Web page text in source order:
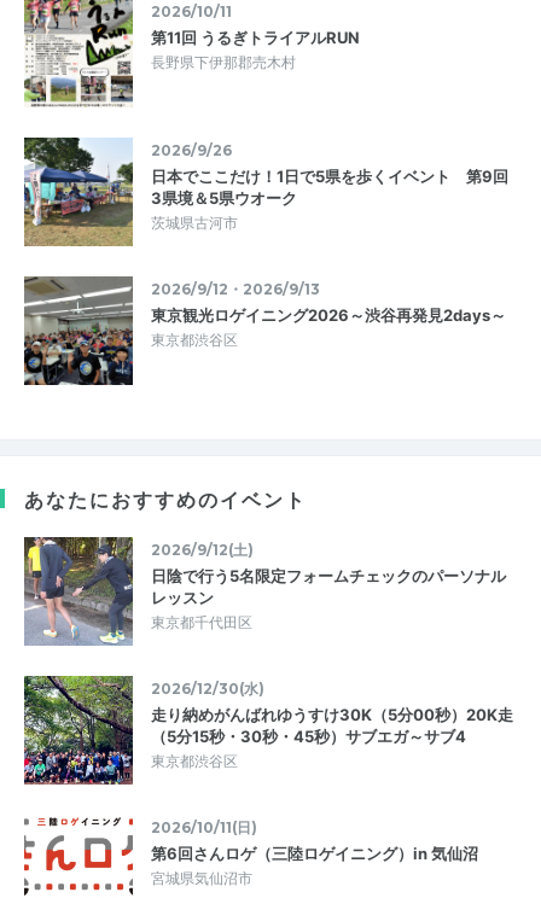
2026/10/11
第11回 うるぎトライアルRUN
長野県下伊那郡売木村
2026/9/26
日本でここだけ！1日で5県を歩くイベント 第9回
3県境＆5県ウオーク
茨城県古河市
2026/9/12・2026/9/13
東京観光ロゲイニング2026～渋谷再発見2days～
東京都渋谷区
あなたにおすすめのイベント
2026/9/12(土)
日陰で行う5名限定フォームチェックのパーソナル
レッスン
東京都千代田区
2026/12/30(水)
走り納めがんばれゆうすけ30K（5分00秒）20K走
（5分15秒・30秒・45秒）サブエガ～サブ4
東京都渋谷区
2026/10/11(日)
第6回さんロゲ（三陸ロゲイニング）in 気仙沼
宮城県気仙沼市